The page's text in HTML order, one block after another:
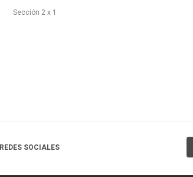
Sección 2 x 1
REDES SOCIALES